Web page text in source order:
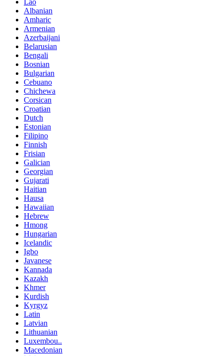
Albanian
Amharic
Armenian
Azerbaijani
Belarusian
Bengali
Bosnian
Bulgarian
Cebuano
Chichewa
Corsican
Croatian
Dutch
Estonian
Filipino
Finnish
Frisian
Galician
Georgian
Gujarati
Haitian
Hausa
Hawaiian
Hebrew
Hmong
Hungarian
Icelandic
Igbo
Javanese
Kannada
Kazakh
Khmer
Kurdish
Kyrgyz
Latin
Latvian
Lithuanian
Luxembou..
Macedonian